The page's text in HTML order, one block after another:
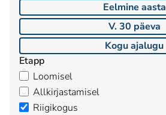
Eelmine aasta
V. 30 päeva
Kogu ajalugu
Etapp
Loomisel
Allkirjastamisel
Riigikogus